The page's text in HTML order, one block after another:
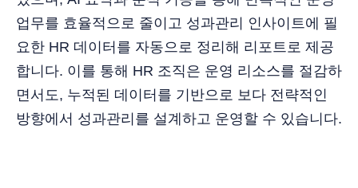
업무를 효율적으로 줄이고 성과관리 인사이트에 필
요한 HR 데이터를 자동으로 정리해 리포트로 제공
합니다. 이를 통해 HR 조직은 운영 리소스를 절감하
면서도, 누적된 데이터를 기반으로 보다 전략적인
방향에서 성과관리를 설계하고 운영할 수 있습니다.